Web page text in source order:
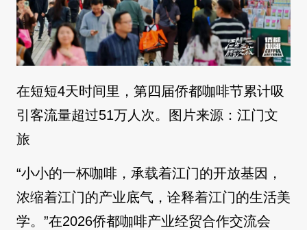
在短短4天时间里，第四届侨都咖啡节累计吸
引客流量超过51万人次。图片来源：江门文
旅
“小小的一杯咖啡，承载着江门的开放基因，
浓缩着江门的产业底气，诠释着江门的生活美
学。”在2026侨都咖啡产业经贸合作交流会